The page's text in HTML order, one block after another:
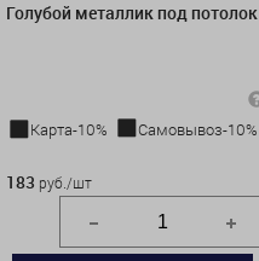
Голубой металлик под потолок
Карта-10%
Самовывоз-10%
183 руб./шт